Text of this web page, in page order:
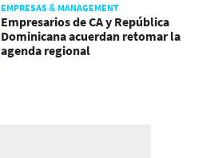
EMPRESAS & MANAGEMENT
Empresarios de CA y República
Dominicana acuerdan retomar la
agenda regional